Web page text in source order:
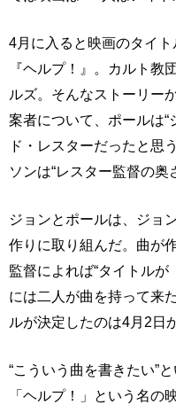
4月に入ると映画のタイ
『ヘルプ！』。カルト教
ルズ。そんなストーリー
案者について、ポールは
ド・レスターだったと思
ソンは“レスター監督の奥
ジョンとポールは、ジョ
作りに取り組んだ。曲が
監督によれば“タイトル
には二人が曲を持って来
ルが決定したのは4月2日
“こういう曲を書きたい”
「ヘルプ！」という名の